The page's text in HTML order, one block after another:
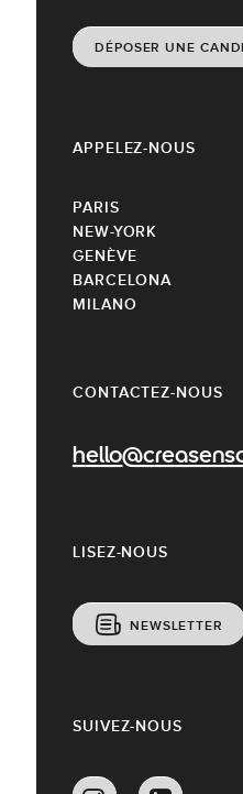
CONTACTEZ-NOUS
DÉPOSER UNE
LISEZ-NOUS
NEWSLETTER
APPELEZ-NOUS
PARIS
NEW-YORK
GENÈVE
BARCELONA
MILANO
SUIVEZ-NOUS